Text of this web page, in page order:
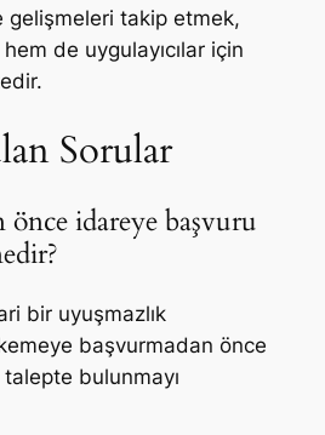
gelişmeleri takip etmek,
de uygulayıcılar için
Sorular
önce idareye başvuru
bir uyuşmazlık
başvurmadan önce
bulunmayı